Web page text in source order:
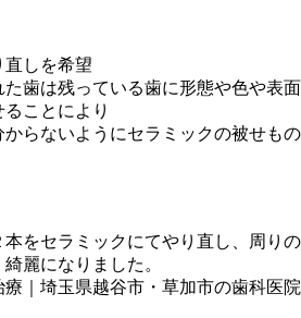
直しを希望
歯は残っている歯に形態や色や表面
ことにより
らないようにセラミックの被せもの
をセラミックにてやり直し、周りの
麗になりました。
｜埼玉県越谷市・草加市の歯科医院